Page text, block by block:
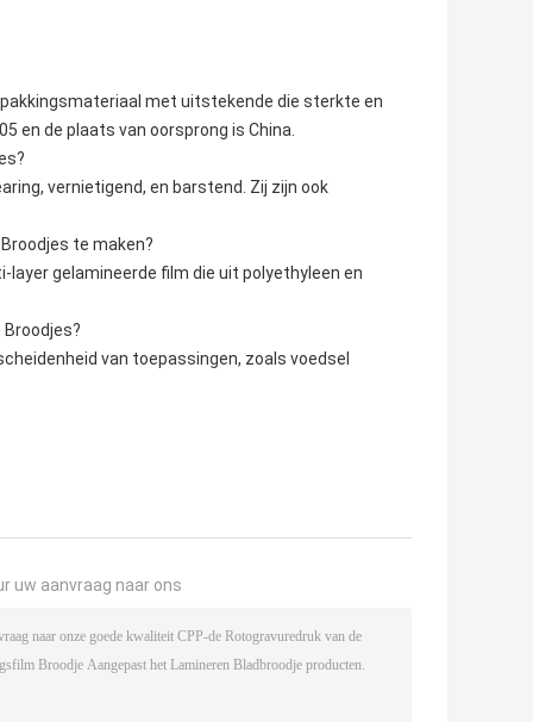
met uitstekende die sterkte en
en de plaats van oorsprong is China.
vernietigend, en barstend. Zij zijn ook
te maken?
layer gelamineerde film die uit polyethyleen en
van toepassingen, zoals voedsel
uw aanvraag naar ons